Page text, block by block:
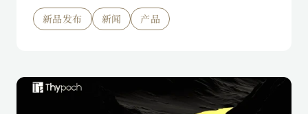
新品发布 新闻 产品